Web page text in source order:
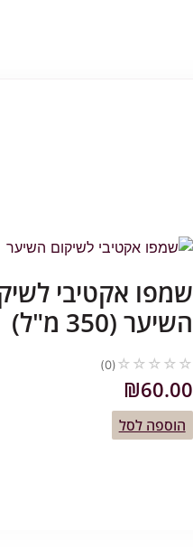
שמפו אקטיבי
השיער (350 מ"ל)
☆
☆
☆
☆
☆
(0)
₪60.00
הוספה לסל